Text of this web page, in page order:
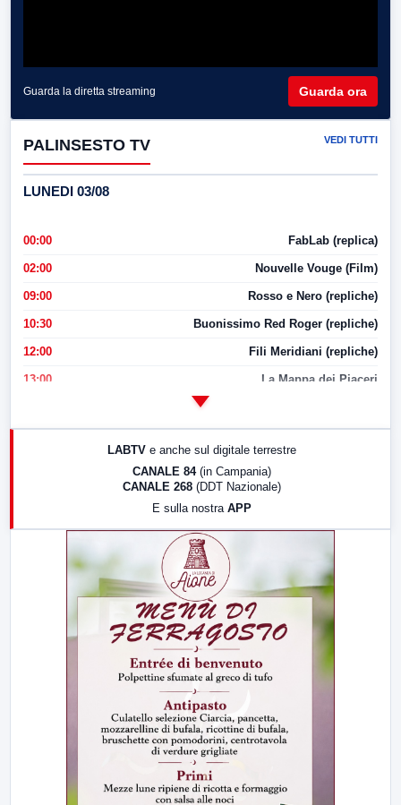
Guarda la diretta streaming Guarda ora
PALINSESTO TV VEDI TUTTI
LUNEDI 03/08
00:00 FabLab (replica)
02:00 Nouvelle Vouge (Film)
09:00 Rosso e Nero (repliche)
10:30 Buonissimo Red Roger (repliche)
12:00 Fili Meridiani (repliche)
13:00 La Mappa dei Piaceri
17:00 LabNews (replica)
LABTV e anche sul digitale terrestre
CANALE 84 (in Campania)
CANALE 268 (DDT Nazionale)
E sulla nostra APP